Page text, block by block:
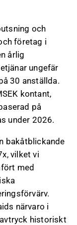
och
företag i
årlig
ungefär
30 anställda.
kontant,
på
under 2026.
bakåtblickande
vilket vi
med
närvaro i
historiskt